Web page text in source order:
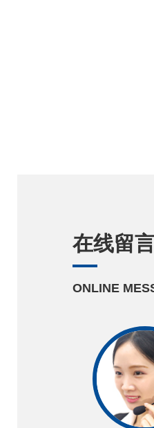
在线留
ONLINE